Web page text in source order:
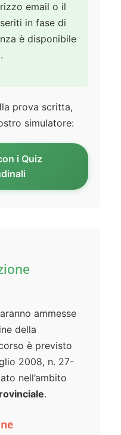
email o il
in fase di
è disponibile
prova scritta,
simulatore:
i Quiz
ammesse
della
è previsto
2008, n. 27-
nell’ambito
.